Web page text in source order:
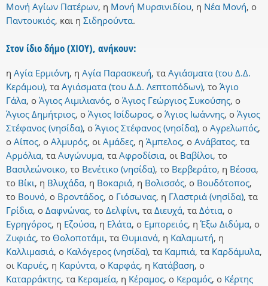
Μονή Αγίων Πατέρων, η Μονή Μυρσινιδίου, η Νέα Μονή, ο
Παντουκιός, και η Σιδηρούντα.
Στον ίδιο δήμο (ΧΙΟΥ), ανήκουν:
η Αγία Ερμιόνη, η Αγία Παρασκευή, τα Αγιάσματα (του Δ.Δ.
Κεράμου), τα Αγιάσματα (του Δ.Δ. Λεπτοπόδων), το Άγιο
Γάλα, ο Άγιος Αιμιλιανός, ο Άγιος Γεώργιος Συκούσης, ο
Άγιος Δημήτριος, ο Άγιος Ισίδωρος, ο Άγιος Ιωάννης, ο Άγιος
Στέφανος (νησίδα), ο Άγιος Στέφανος (νησίδα), ο Αγρελωπός,
ο Αίπος, ο Αλμυρός, οι Αμάδες, η Άμπελος, ο Ανάβατος, τα
Αρμόλια, τα Αυγώνυμα, τα Αφροδίσια, οι Βαβίλοι, το
Βασιλεώνοικο, το Βενέτικο (νησίδα), το Βερβεράτο, η Βέσσα,
το Βίκι, η Βλυχάδα, η Βοκαριά, η Βολισσός, ο Βουδότοπος,
το Βουνό, ο Βροντάδος, ο Γιόσωνας, η Γλαστριά (νησίδα), τα
Γρίδια, ο Δαφνώνας, το Δελφίνι, τα Διευχά, τα Δότια, ο
Εγρηγόρος, η Εζούσα, η Ελάτα, ο Εμπορειός, η Έξω Διδύμα, ο
Ζυφιάς, το Θολοποτάμι, τα Θυμιανά, η Καλαμωτή, η
Καλλιμασιά, ο Καλόγερος (νησίδα), τα Καμπιά, τα Καρδάμυλα,
οι Καρυές, η Καρύντα, ο Καρφάς, η Κατάβαση, ο
Καταρράκτης, τα Κεραμεία, η Κέραμος, ο Κεραμός, ο Κέρτης